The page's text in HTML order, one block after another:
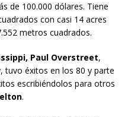
de 100.000 dólares. Tiene
con casi 14 acres
metros cuadrados.
Paul Overstreet,
éxitos en los 80 y parte
escribiéndolos para otros
.